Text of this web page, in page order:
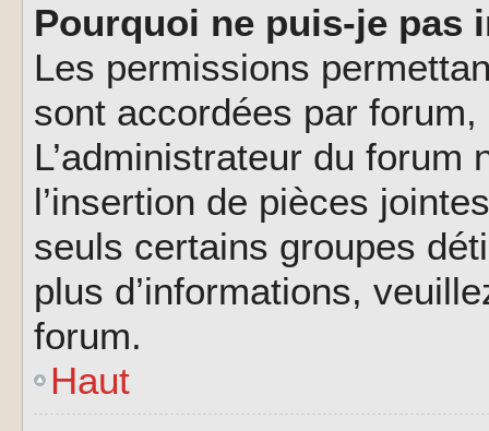
Pourquoi ne puis-je pas
Les permissions
sont accordées par
L’administrateur du forum
l’insertion de pièces
seuls certains groupes
plus d’informations,
forum.
Haut